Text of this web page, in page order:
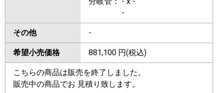
-
その他 -
希望小売価格 881,100 円(税込)
こちらの商品は販売を終了しました。
販売中の商品でお 見積り致します。